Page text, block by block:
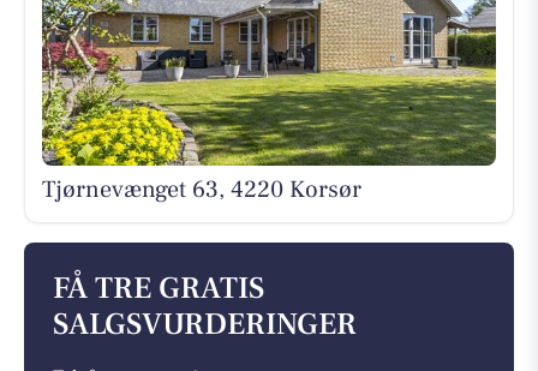
Tjørnevænget 63, 4220 Korsør
FÅ TRE GRATIS
SALGSVURDERINGER